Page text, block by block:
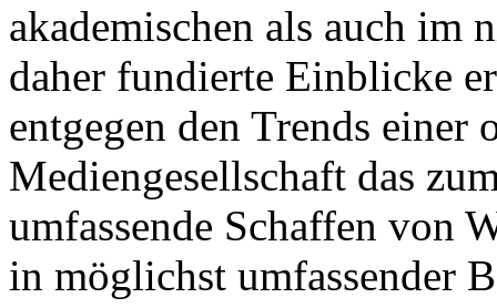
akademischen als auch im
daher fundierte Einblicke
entgegen den Trends einer
Mediengesellschaft das
umfassende Schaffen von
in möglichst umfassender